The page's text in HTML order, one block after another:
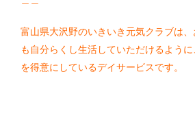
富山県大沢野のいきいき元気クラブは
も自分らくし生活していただけるよう
を得意にしているデイサービスです。